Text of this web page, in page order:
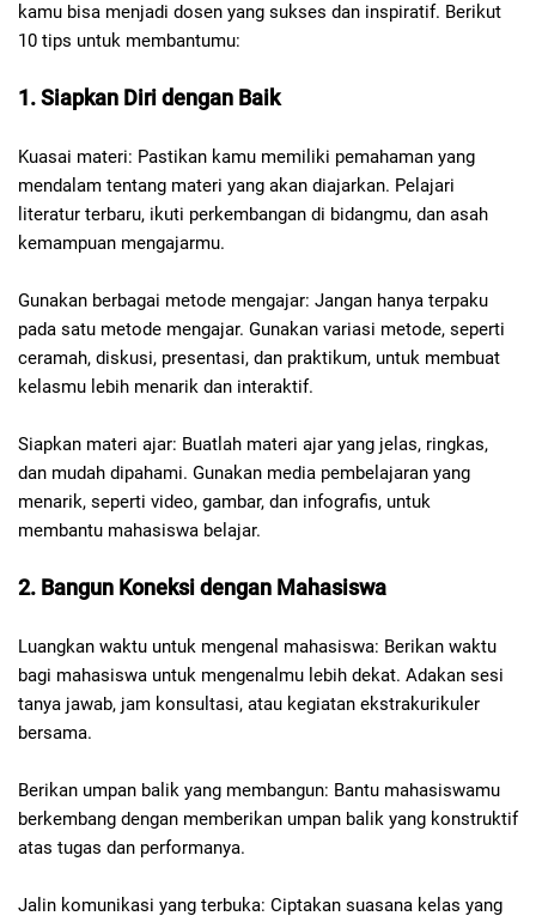
kamu bisa menjadi dosen yang sukses dan inspiratif. Berikut
10 tips untuk membantumu:
1. Siapkan Diri dengan Baik
Kuasai materi: Pastikan kamu memiliki pemahaman yang
mendalam tentang materi yang akan diajarkan. Pelajari
literatur terbaru, ikuti perkembangan di bidangmu, dan asah
kemampuan mengajarmu.
Gunakan berbagai metode mengajar: Jangan hanya terpaku
pada satu metode mengajar. Gunakan variasi metode, seperti
ceramah, diskusi, presentasi, dan praktikum, untuk membuat
kelasmu lebih menarik dan interaktif.
Siapkan materi ajar: Buatlah materi ajar yang jelas, ringkas,
dan mudah dipahami. Gunakan media pembelajaran yang
menarik, seperti video, gambar, dan infografis, untuk
membantu mahasiswa belajar.
2. Bangun Koneksi dengan Mahasiswa
Luangkan waktu untuk mengenal mahasiswa: Berikan waktu
bagi mahasiswa untuk mengenalmu lebih dekat. Adakan sesi
tanya jawab, jam konsultasi, atau kegiatan ekstrakurikuler
bersama.
Berikan umpan balik yang membangun: Bantu mahasiswamu
berkembang dengan memberikan umpan balik yang konstruktif
atas tugas dan performanya.
Jalin komunikasi yang terbuka: Ciptakan suasana kelas yang